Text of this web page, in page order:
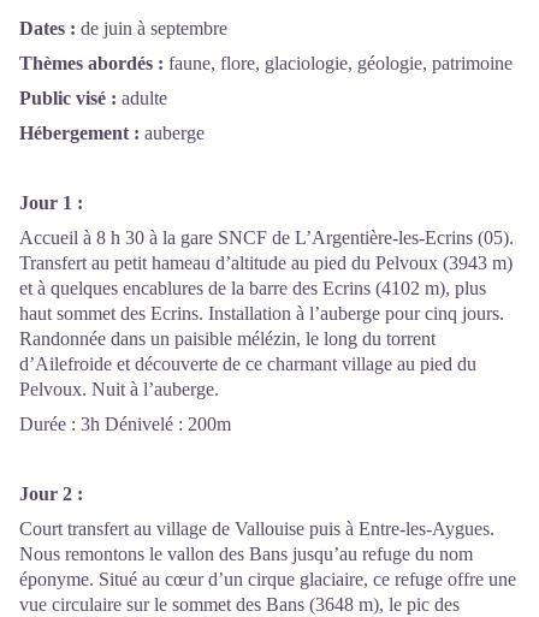
Dates : de juin à septembre
Thèmes abordés : faune, flore, glaciologie, géologie, patrimoine
Public visé : adulte
Hébergement : auberge
Jour 1 :
Accueil à 8 h 30 à la gare SNCF de L’Argentière-les-Ecrins (05).
Transfert au petit hameau d’altitude au pied du Pelvoux (3943 m)
et à quelques encablures de la barre des Ecrins (4102 m), plus
haut sommet des Ecrins. Installation à l’auberge pour cinq jours.
Randonnée dans un paisible mélézin, le long du torrent
d’Ailefroide et découverte de ce charmant village au pied du
Pelvoux. Nuit à l’auberge.
Durée : 3h Dénivelé : 200m
Jour 2 :
Court transfert au village de Vallouise puis à Entre-les-Aygues.
Nous remontons le vallon des Bans jusqu’au refuge du nom
éponyme. Situé au cœur d’un cirque glaciaire, ce refuge offre une
vue circulaire sur le sommet des Bans (3648 m), le pic des